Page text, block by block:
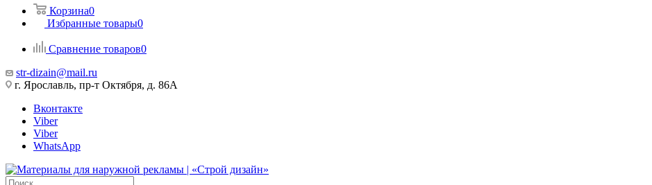
Корзина0
Избранные товары0
Сравнение товаров0
str-dizain@mail.ru
г. Ярославль, пр-т Октября, д. 86А
Вконтакте
Viber
Viber
WhatsApp